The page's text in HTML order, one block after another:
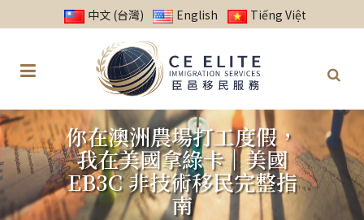
中文 (台灣) English Tiếng Việt
你在澳洲農場打工度假，
我在美國拿綠卡｜美國
EB3C 非技術移民完整指
南